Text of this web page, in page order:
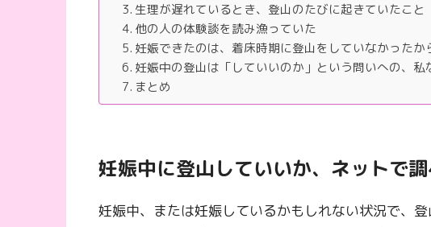
生理が遅れているとき、登山のたびに起きていたこと
他の人の体験談を読み漁っていた
妊娠できたのは、着床時期に登山をしていなかったか
妊娠中の登山は「していいのか」という問いへの、私
まとめ
妊娠中に登山していいか、ネットで
妊娠中、または妊娠しているかもしれない状況で、登